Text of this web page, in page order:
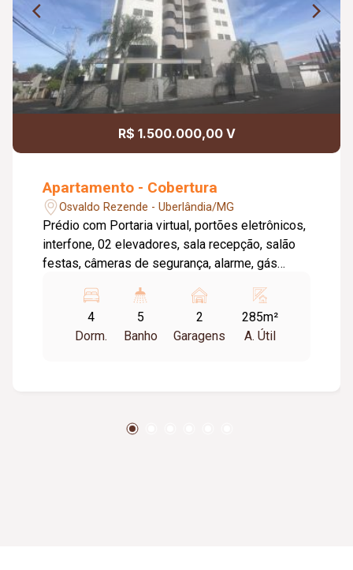
R$ 1.500.000,00 V
Apartamento - Cobertura
Osvaldo Rezende - Uberlândia/MG
Prédio com Portaria virtual, portões eletrônicos,
interfone, 02 elevadores, sala recepção, salão
festas, câmeras de segurança, alarme, gás
(Vagas Livres). 01 box despejo na garagem.
Primeiro Piso: lavabo, 02 salas, 03 quartos
sendo 01 suíte, banheiro social, cozinha,
Piso granito/tábua corrida/cerâmica. Bancadas
4
Dorm.
5
Banho
2
Garagens
285m²
A. Útil